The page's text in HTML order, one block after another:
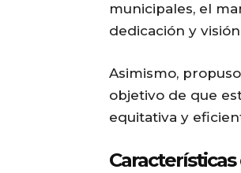
municipales, el
dedicación y
Asimismo,
objetivo de que
equitativa y